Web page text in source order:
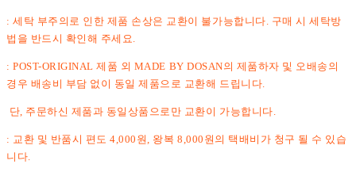
: 세탁 부주의로 인한 제품 손상은 교환이 불가능합니다. 구매 시 세탁방
법을 반드시 확인해 주세요.
: POST-ORIGINAL 제품 외 MADE BY DOSAN의 제품하자 및 오배송의
경우 배송비 부담 없이 동일 제품으로 교환해 드립니다.
단, 주문하신 제품과 동일상품으로만 교환이 가능합니다.
: 교환 및 반품시 편도 4,000원, 왕복 8,000원의 택배비가 청구 될 수 있습
니다.